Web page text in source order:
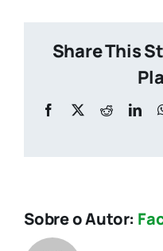
Share This
Facebook
X Reddit
Sobre o Autor: